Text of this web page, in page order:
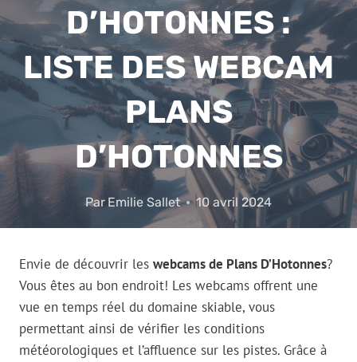
D’HOTONNES :
LISTE DES WEBCAM
PLANS
D’HOTONNES
Par Emilie Sallet 10 avril 2024
Envie de découvrir les webcams de Plans D’Hotonnes?
Vous êtes au bon endroit! Les webcams offrent une
vue en temps réel du domaine skiable, vous
permettant ainsi de vérifier les conditions
météorologiques et l’affluence sur les pistes. Grâce à